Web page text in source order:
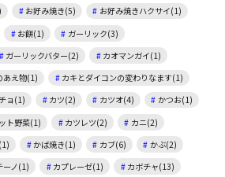
お好み焼き(5)
お好み焼きハクサイ(1)
お餅(1)
ガーリック(3)
ガーリックバター(2)
カオマンガイ(1)
あえ物(1)
カキとダイコンの変わりなます(1)
ョ(1) カツ(2) カツオ(4)
かつお(1)
ト野菜(1) カツレツ(2)
カニ(2)
かば焼き(1) カブ(6)
かぶ(2)
ーノ(1)
カプレーゼ(1)
カボチャ(13)